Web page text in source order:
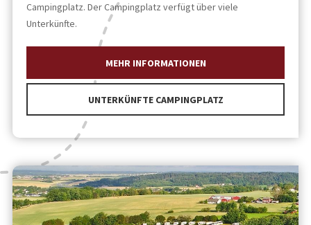
Campingplatz. Der Campingplatz verfügt über viele
Unterkünfte.
MEHR INFORMATIONEN
UNTERKÜNFTE CAMPINGPLATZ